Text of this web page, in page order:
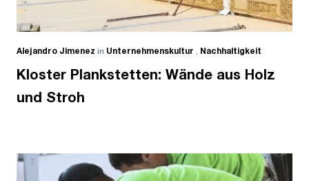
Alejandro Jimenez in Unternehmenskultur , Nachhaltigkeit
Kloster Plankstetten: Wände aus Holz
und Stroh